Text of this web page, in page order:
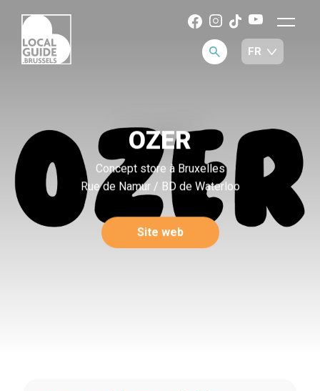
OZER
Concept store à Bruxelles
Rue de Namur / BD de Waterloo
Site web